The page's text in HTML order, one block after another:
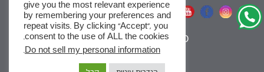
אתר שומר שבת
SEO
|
give you the most relevant experience
by remembering your preferences and
repeat visits. By clicking “Accept”, you
consent to the use of ALL the cookies.
Do not sell my personal information
.
x